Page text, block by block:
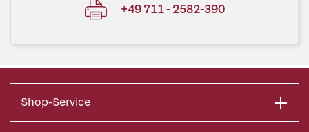
+49 711 - 2582-390
Shop-Service